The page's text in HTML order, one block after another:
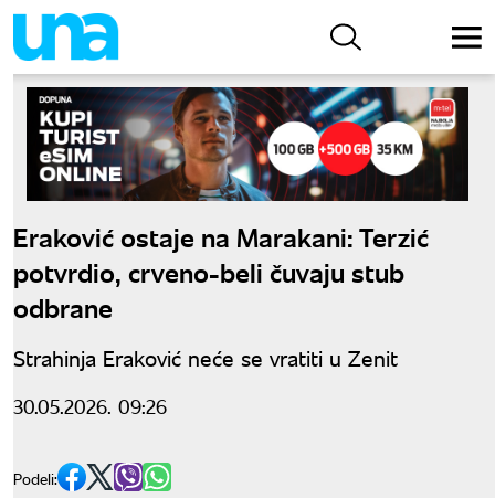
Eraković ostaje na Marakani: Terzić
potvrdio, crveno-beli čuvaju stub
odbrane
Strahinja Eraković neće se vratiti u Zenit
30.05.2026. 09:26
Podeli: